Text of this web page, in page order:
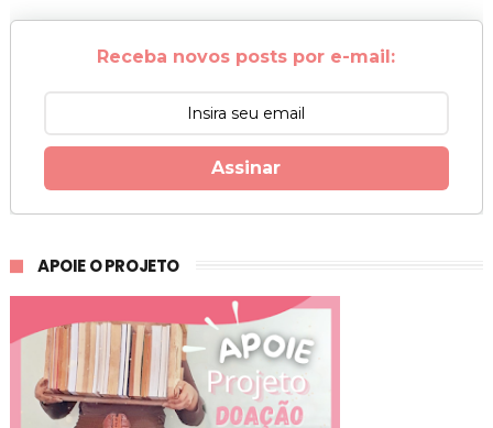
Receba novos posts por e-mail:
Assinar
APOIE O PROJETO